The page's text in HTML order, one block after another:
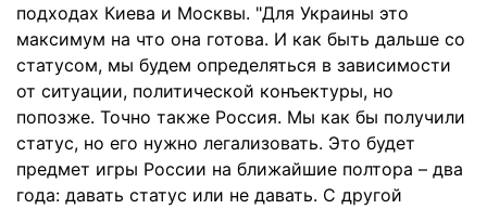
подходах Киева и Москвы. "Для Украины это
максимум на что она готова. И как быть дальше со
статусом, мы будем определяться в зависимости
от ситуации, политической конъектуры, но
попозже. Точно также Россия. Мы как бы получили
статус, но его нужно легализовать. Это будет
предмет игры России на ближайшие полтора – два
года: давать статус или не давать. С другой